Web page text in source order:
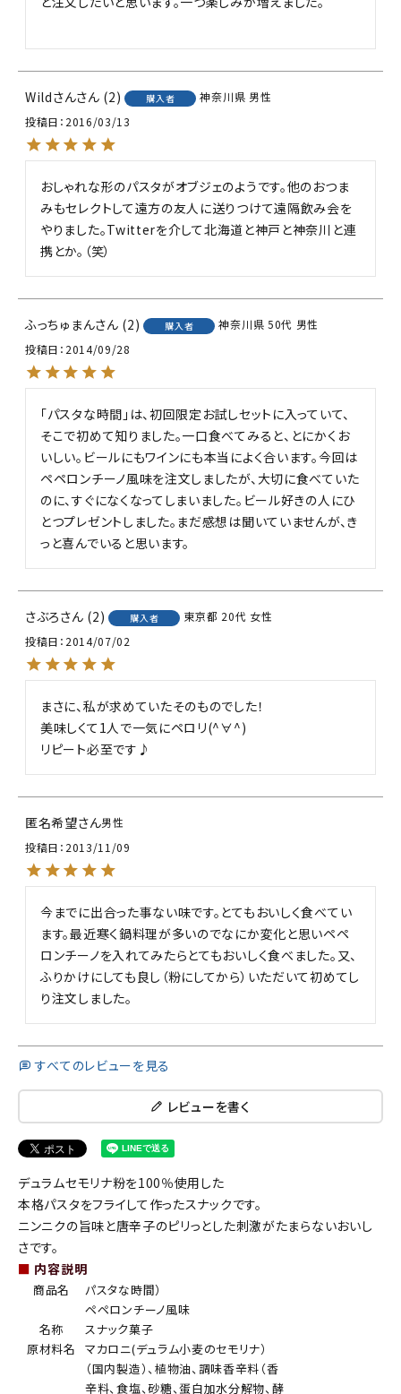
Wildさん 2 購入者 神奈川県 男性
投稿日 2016/03/13
おしゃれな形のパスタがオブジェのようです。他のおつま
みもセレクトして遠方の友人に送りつけて遠隔飲み会を
やりました。Twitterを介して北海道と神戸と神奈川と連
携とか。（笑）
ふっちゅまん 2 購入者 神奈川県 50代 男性
投稿日 2014/09/28
「パスタな時間」は、初回限定お試しセットに入っていて、
そこで初めて知りました。一口食べてみると、とにかくお
いしい。ビールにもワインにも本当によく合います。今回は
ペペロンチーノ風味を注文しましたが、大切に食べていた
のに、すぐになくなってしまいました。ビール好きの人にひ
とつプレゼントしました。まだ感想は聞いていませんが、き
っと喜んでいると思います。
さぶろ 2 購入者 東京都 20代 女性
投稿日 2014/07/02
まさに、私が求めていたそのものでした！
美味しくて1人で一気にペロリ(^∀^)
リピート必至です♪
匿名希望
男性
投稿日 2013/11/09
今までに出合った事ない味です。とてもおいしく食べてい
ます。最近寒く鍋料理が多いのでなにか変化と思いペペ
ロンチーノを入れてみたらとてもおいしく食べました。又、
ふりかけにしても良し（粉にしてから）いただいて初めてし
り注文しました。
すべてのレビューを見る
レビューを書く
デュラムセモリナ粉を100％使用した
本格パスタをフライして作ったスナックです。
ニンニクの旨味と唐辛子のピリっとした刺激がたまらないおいし
さです。
■ 内容説明
商品名
パスタな時間）
ペペロンチーノ風味
名称
スナック菓子
原材料名
マカロニ(デュラム小麦のセモリナ）
（国内製造）、植物油、調味香辛料（香
辛料、食塩、砂糖、蛋白加水分解物、酵